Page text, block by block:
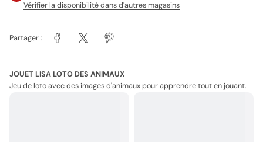
Vérifier la disponibilité dans d'autres magasins
Partager :
JOUET LISA LOTO DES ANIMAUX
Jeu de loto avec des images d'animaux pour apprendre tout en jouant.